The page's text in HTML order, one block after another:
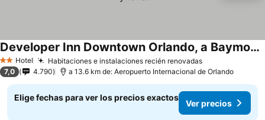
2 Estrellas
Hotel Habitaciones e instalaciones recién renovadas
Developer Inn Downtown Orlando, a Baymont by Wyndham
7,0 4.790 a 13.6 km de: Aeropuerto Internacional de Orlando
Elige fechas para ver los precios exactos
Ver precios